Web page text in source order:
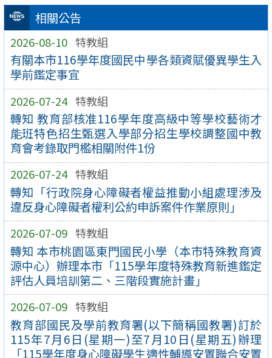
相關公告
2026-08-10 特教組
有關本市116學年度國民中學各類資賦優異學生入
學前鑑定事宜
2026-07-24 特教組
轉知 教育部核准116學年度高級中等學校藝術才
能班特色招生甄選入學部分招生學校調整國中教
育會考錄取門檻相關附件1份
2026-07-24 特教組
轉知「行政院身心障礙者權益推動小組處理涉及
違反身心障礙者權利公約申訴案件作業原則」
2026-07-09 特教組
轉知 本市桃園區東門國民小學（本市特殊教育資
源中心）辦理本市「115學年度特殊教育新進鑑定
評估人員培訓第二、三階段實施計畫」
2026-07-09 特教組
教育部國民及學前教育署(以下簡稱國教署)訂於
115年7月6日(星期一)至7月10日(星期五)辦理
「115學年度身心障礙學生適性輔導安置聯合安置